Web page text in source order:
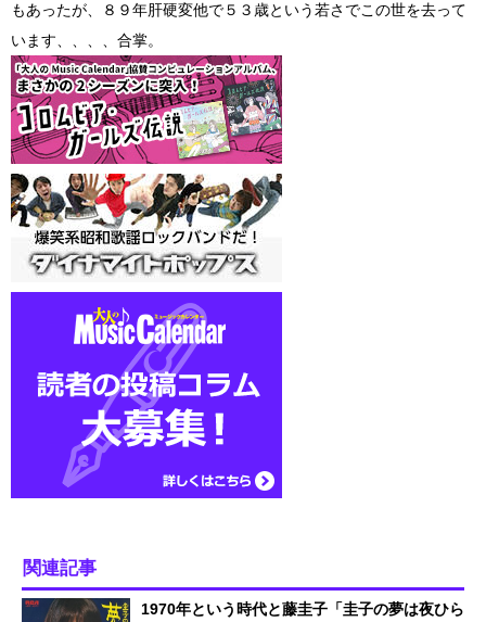
もあったが、８９年肝硬変他で５３歳という若さでこの世を去って
います、、、、合掌。
関連記事
1970年という時代と藤圭子「圭子の夢は夜ひら